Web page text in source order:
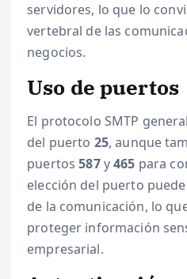
servidores, lo que lo
vertebral de las
negocios.
Uso de puertos
El protocolo SMTP
del puerto 25, aunque
puertos587y465 para
elección del puerto
de la comunicación, lo
proteger información
empresarial.